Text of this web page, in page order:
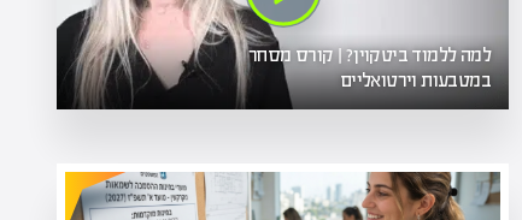
למה ללמוד ביטקוין? | קורס מסחר
במטבעות וירטואליים